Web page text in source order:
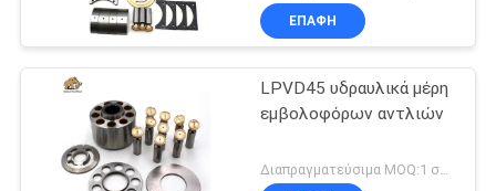
ΕΠΑΦΉ
LPVD45 υδραυλικά μέρη
εμβολοφόρων αντλιών